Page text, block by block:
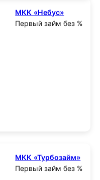
МКК «Небус»
Первый займ без %
МКК «Турбозайм»
Первый займ без %